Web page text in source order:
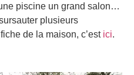
piscine un grand salon…
plusieurs
de la maison, c’est ici.